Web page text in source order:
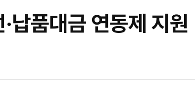
납품대금 연동제 지원